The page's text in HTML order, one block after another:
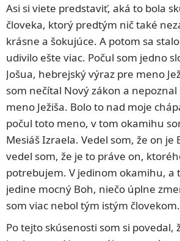
Asi si viete predstaviť, aká to bola
človeka, ktorý predtým nič také
krásne a šokujúce. A potom sa
udivilo ešte viac. Počul som jedno
Jošua, hebrejský výraz pre meno
som nečítal Nový zákon a
meno Ježiša. Bolo to nad moje
počul toto meno, v tom okamihu
Mesiáš Izraela. Vedel som, že on je
vedel som, že je to práve on,
potrebujem. V jedinom okamihu, a
jedine mocný Boh, niečo úplne
som viac nebol tým istým človekom.
Po tejto skúsenosti som si povedal,